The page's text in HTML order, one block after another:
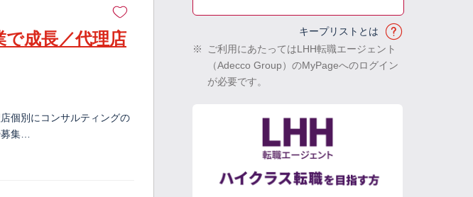
で成長／代理店
個別にコンサルティングの
集…
キープリストとは
※
ご利用にあたってはLHH転職エージェント
（Adecco Group）のMyPageへのログイン
が必要です。